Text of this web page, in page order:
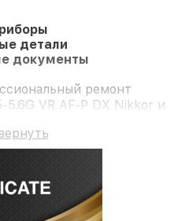
детали
документы
ремонт
VR AF-P DX Nikkor и